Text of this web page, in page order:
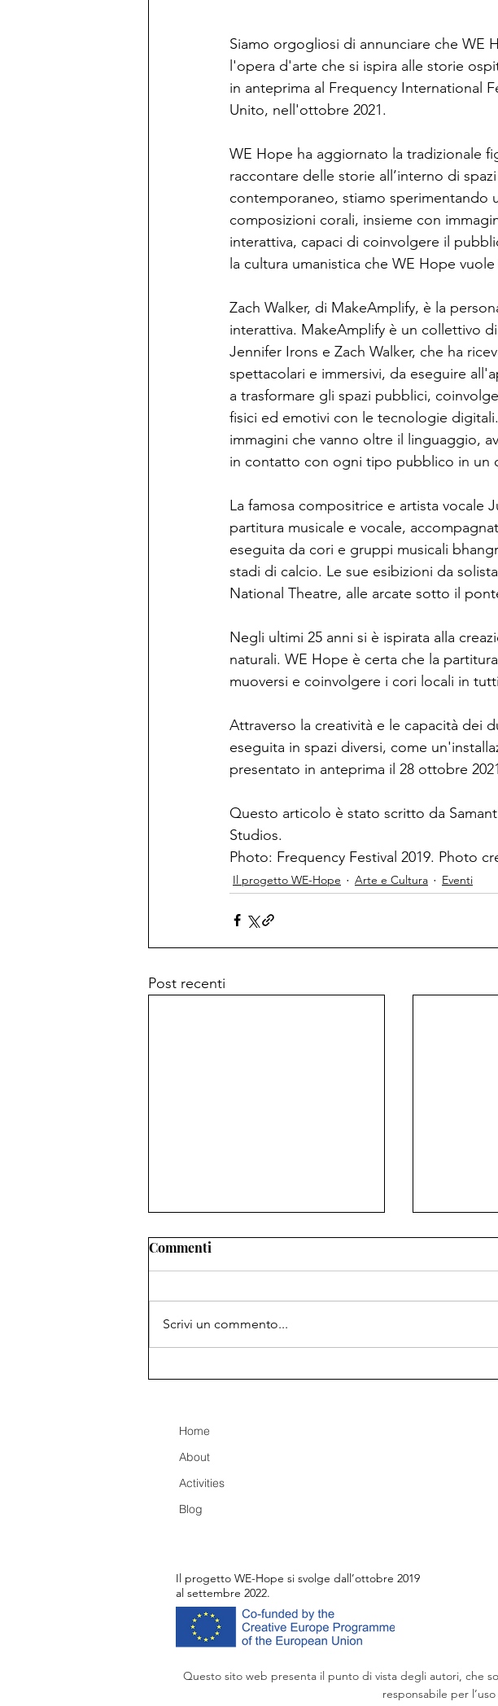
Siamo orgogliosi di annunciare che WE
l'opera d'arte che si ispira alle storie
in anteprima al Frequency International
Unito, nell'ottobre 2021.
WE Hope ha aggiornato la tradizionale
raccontare delle storie all’interno di
contemporaneo, stiamo sperimentando
composizioni corali, insieme con
interattiva, capaci di coinvolgere il
la cultura umanistica che WE Hope vuole
Zach Walker, di MakeAmplify, è la
interattiva. MakeAmplify è un collettivo
Jennifer Irons e Zach Walker, che ha
spettacolari e immersivi, da eseguire
a trasformare gli spazi pubblici,
fisici ed emotivi con le tecnologie
immagini che vanno oltre il linguaggio,
in contatto con ogni tipo pubblico in un
La famosa compositrice e artista vocale
partitura musicale e vocale,
eseguita da cori e gruppi musicali
stadi di calcio. Le sue esibizioni da
National Theatre, alle arcate sotto il
Negli ultimi 25 anni si è ispirata alla
naturali. WE Hope è certa che la
muoversi e coinvolgere i cori locali in
Attraverso la creatività e le capacità dei
eseguita in spazi diversi, come
presentato in anteprima il 28 ottobre
Questo articolo è stato scritto da
Studios.
Photo: Frequency Festival 2019. Photo
Il progetto WE-Hope Arte e Cultura Eventi
Post recenti
Commenti
Scrivi un commento...
Home
About
Activities
Blog
Il progetto WE-Hope si svolge dall’ottobre 2019
al settembre 2022.
Questo sito web presenta il punto di vista degli autori, che
responsabile per